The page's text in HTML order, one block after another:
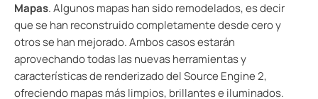
Mapas. Algunos mapas han sido remodelados, es decir
que se han reconstruido completamente desde cero y
otros se han mejorado. Ambos casos estarán
aprovechando todas las nuevas herramientas y
características de renderizado del Source Engine 2,
ofreciendo mapas más limpios, brillantes e iluminados.